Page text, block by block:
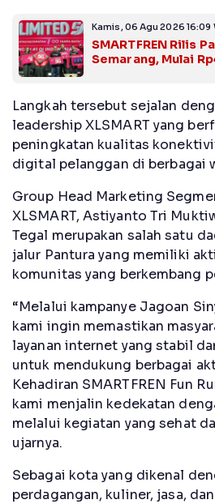
Kamis, 06 Agu 2026 16:09
SMARTFREN Rilis
Semarang, Mulai
Langkah tersebut sejalan
leadership XLSMART yang
peningkatan kualitas
digital pelanggan di berbagai
Group Head Marketing
XLSMART, Astiyanto Tri
Tegal merupakan salah satu
jalur Pantura yang memiliki
komunitas yang berkembang
“Melalui kampanye Jagoan
kami ingin memastikan
layanan internet yang stabil
untuk mendukung berbagai
Kehadiran SMARTFREN Fun
kami menjalin kedekatan
melalui kegiatan yang sehat
ujarnya.
Sebagai kota yang dikenal
perdagangan, kuliner, jasa,